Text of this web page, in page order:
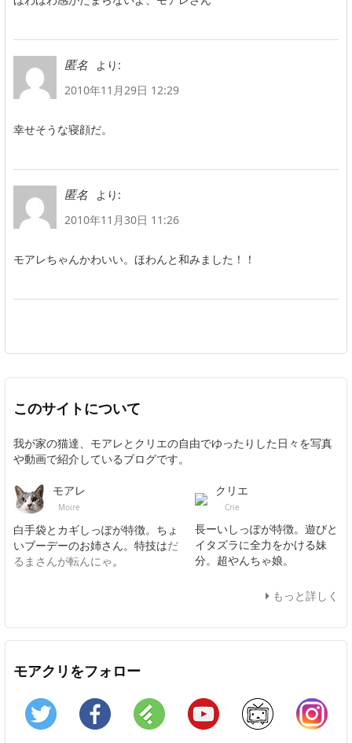
匿名
より:
2010年11月29日 12:29
幸せそうな寝顔だ。
匿名
より:
2010年11月30日 11:26
モアレちゃんかわいい。ほわんと和みました！！
このサイトについて
我が家の猫達、モアレとクリエの自由でゆったりした日々を写真
や動画で紹介しているブログです。
モアレ
Moire
白手袋とカギしっぽが特徴。ちょ
いブーデーのお姉さん。特技はだ
るまさんが転んにゃ。
クリエ
Crie
長ーいしっぽが特徴。遊びと
イタズラに全力をかける妹
分。超やんちゃ娘。
もっと詳しく
モアクリをフォロー
Twitter Facebook Feedly YouTube ニコニコ動画